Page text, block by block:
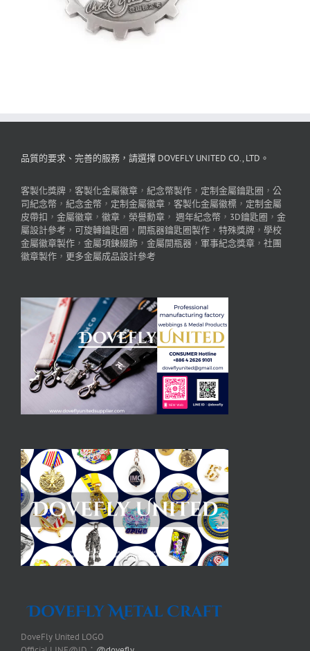
品質的要求、完善的服務，請選擇 DOVEFLY UNITED CO., LTD。
客製化獎牌 ， 客製化金屬徽章 ， 紀念幣製作 ， 定制金屬鑰匙圈 ， 公
司紀念幣 ， 紀念金幣 ， 定制金屬徽章 ， 客製化金屬徽標 ， 定制金屬
皮帶扣 ， 金屬徽章 ， 徽章 ， 榮譽勳章 ， 週年紀念幣 ， 3D鑰匙圈 ， 金
屬設計參考 ， 可旋轉鑰匙圈 ， 開瓶器鑰匙圈製作 ， 特殊獎牌 ， 學校
金屬徽章製作 ， 金屬項鍊綴飾 ， 金屬開瓶器 ， 軍事紀念獎章 ， 社團
徽章製作 ， 更多金屬成品設計參考
DoveFly United LOGO